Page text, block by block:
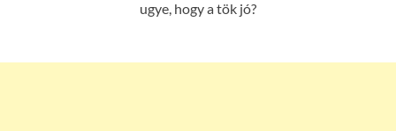
ugye, hogy a tök jó?